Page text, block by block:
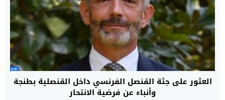
العثور على جثة القنصل الفرنسي داخل القنصلية بطنجة
وأنباء عن فرضية الانتحار